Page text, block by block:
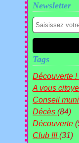
Newsletter
Tags
Découverte !
A vous
Conseil
Décès(84)
Découverte
Club !!!(31)